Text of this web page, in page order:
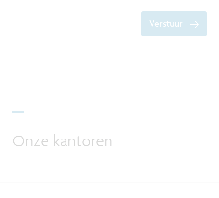
Verstuur
Onze kantoren